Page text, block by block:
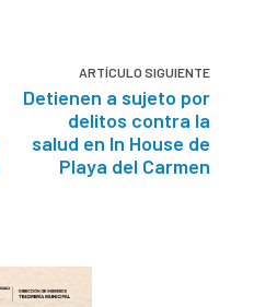
ARTÍCULO SIGUIENTE
Detienen a sujeto por
delitos contra la
salud en In House de
Playa del Carmen